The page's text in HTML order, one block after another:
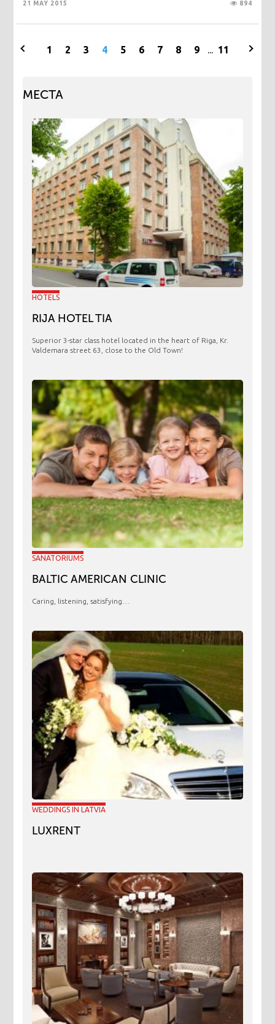
21 MAY 2015 894
1 2 3 4 5 6 7 8 9 ... 11
МЕСТА
HOTELS
RIJA HOTEL TIA
Superior 3-star class hotel located in the heart of Riga, Kr.
Valdemara street 63, close to the Old Town!
SANATORIUMS
BALTIC AMERICAN CLINIC
Caring, listening, satisfying…
WEDDINGS IN LATVIA
LUXRENT